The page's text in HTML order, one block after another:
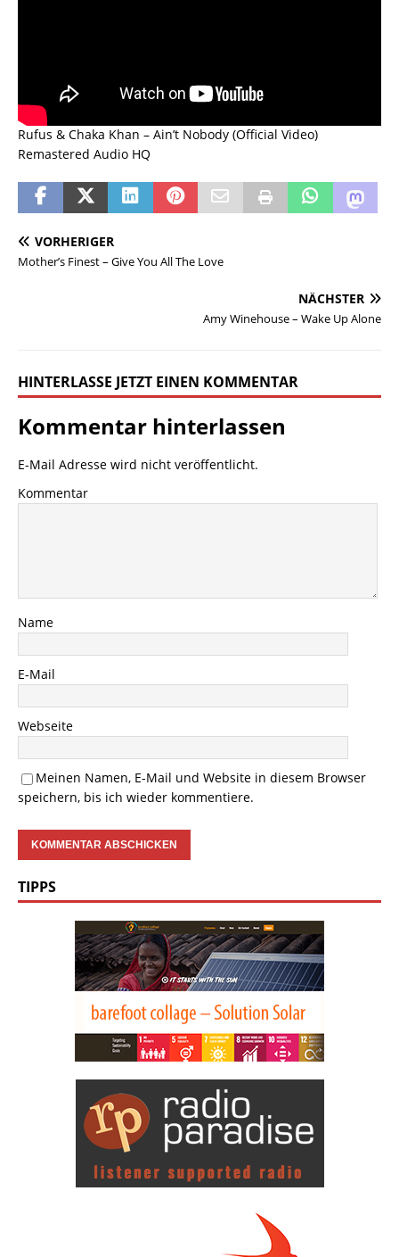
Rufus & Chaka Khan – Ain’t Nobody (Official Video)
Remastered Audio HQ
VORHERIGER
Mother’s Finest – Give You All The Love
NÄCHSTER
Amy Winehouse – Wake Up Alone
HINTERLASSE JETZT EINEN KOMMENTAR
Kommentar hinterlassen
E-Mail Adresse wird nicht veröffentlicht.
Kommentar
Name
E-Mail
Webseite
Meinen Namen, E-Mail und Website in diesem Browser
speichern, bis ich wieder kommentiere.
TIPPS